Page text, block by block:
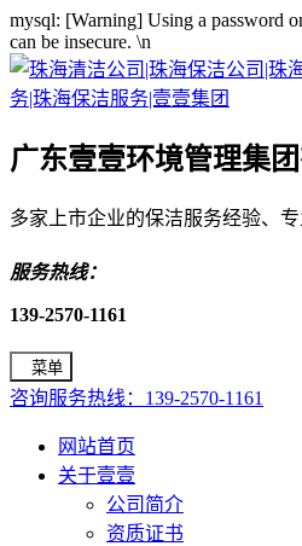
mysql: [Warning] Using a password
can be insecure. \n
广东壹壹环境管理集
多家上市企业的保洁服务经验、
服务热线：
139-2570-1161
菜单
咨询服务热线：139-2570-1161
网站首页
关于壹壹
公司简介
资质证书